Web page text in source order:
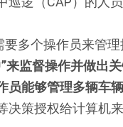
要多个操作员来管
来监督操作并做出
员能够管理多辆车
决策授权给计算机